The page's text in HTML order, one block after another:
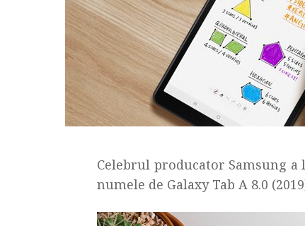
Celebrul producator Samsung
numele de Galaxy Tab A 8.0